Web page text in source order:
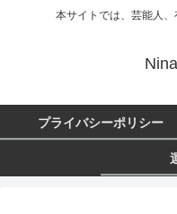
本サイトでは、芸能人、
プライバシーポリシー